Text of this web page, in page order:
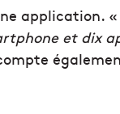
application. «
et dix